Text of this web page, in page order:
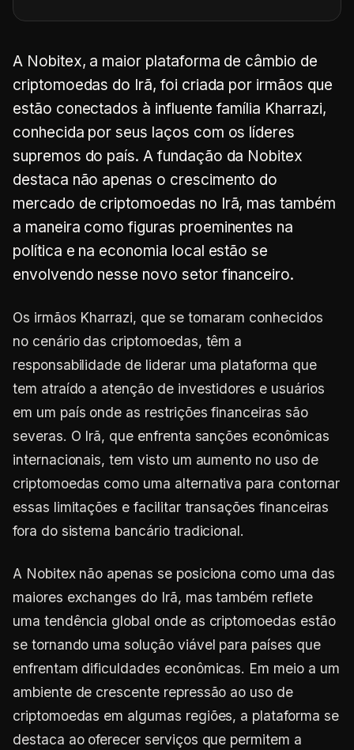
A Nobitex, a maior plataforma de câmbio de
criptomoedas do Irã, foi criada por irmãos que
estão conectados à influente família Kharrazi,
conhecida por seus laços com os líderes
supremos do país. A fundação da Nobitex
destaca não apenas o crescimento do
mercado de criptomoedas no Irã, mas também
a maneira como figuras proeminentes na
política e na economia local estão se
envolvendo nesse novo setor financeiro.
Os irmãos Kharrazi, que se tornaram conhecidos
no cenário das criptomoedas, têm a
responsabilidade de liderar uma plataforma que
tem atraído a atenção de investidores e usuários
em um país onde as restrições financeiras são
severas. O Irã, que enfrenta sanções econômicas
internacionais, tem visto um aumento no uso de
criptomoedas como uma alternativa para contornar
essas limitações e facilitar transações financeiras
fora do sistema bancário tradicional.
A Nobitex não apenas se posiciona como uma das
maiores exchanges do Irã, mas também reflete
uma tendência global onde as criptomoedas estão
se tornando uma solução viável para países que
enfrentam dificuldades econômicas. Em meio a um
ambiente de crescente repressão ao uso de
criptomoedas em algumas regiões, a plataforma se
destaca ao oferecer serviços que permitem a